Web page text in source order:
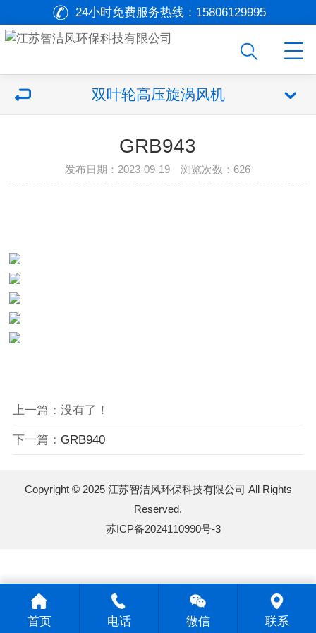
24小时免费服务热线： 15806129995
双叶轮高压旋涡风机
GRB943
发布日期：2023-09-19 浏览次数： 626
上一篇：没有了！
下一篇： GRB940
Copyright © 2025 江苏智洁风环保科技有限公司 All Rights
Reserved.
苏ICP备2024110990号-3
首页 电话 微信 联系